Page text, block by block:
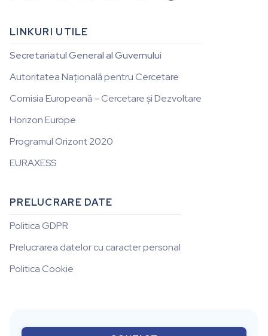
LINKURI UTILE
Secretariatul General al Guvernului
Autoritatea Națională pentru Cercetare
Comisia Europeană – Cercetare și Dezvoltare
Horizon Europe
Programul Orizont 2020
EURAXESS
PRELUCRARE DATE
Politica GDPR
Prelucrarea datelor cu caracter personal
Politica Cookie